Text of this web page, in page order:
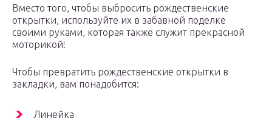
Вместо того, чтобы выбросить рождественские
открытки, используйте их в забавной поделке
своими руками, которая также служит прекрасной
моторикой!
Чтобы превратить рождественские открытки в
закладки, вам понадобится:
Линейка